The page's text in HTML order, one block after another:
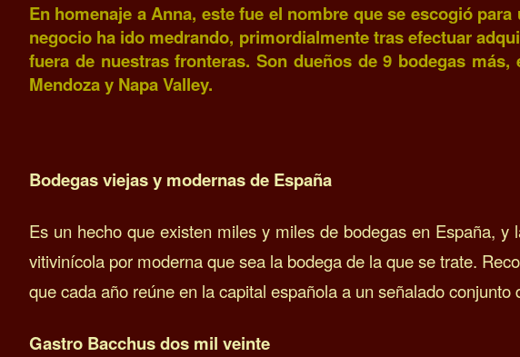
En homenaje a Anna, este fue el nombre que se escogió
negocio ha ido medrando, primordialmente tras efectuar
fuera de nuestras fronteras. Son dueños de 9 bodegas
Mendoza y Napa Valley.
Bodegas viejas y modernas de España
Es un hecho que existen miles y miles de bodegas en España,
vitivinícola por moderna que sea la bodega de la que se trate.
que cada año reúne en la capital española a un señalado
Gastro Bacchus dos mil veinte